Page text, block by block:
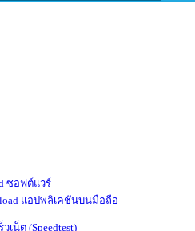
ซอฟต์แวร์
แอปพลิเคชันบนมือถือ
เน็ต (Speedtest)